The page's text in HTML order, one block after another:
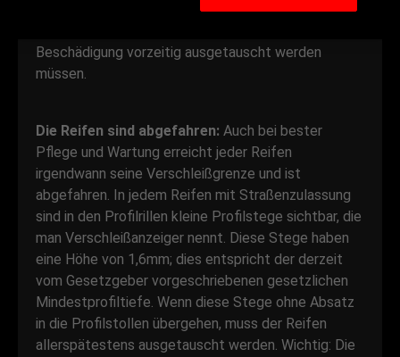
Vorgaben machen kann, denn jeder Reifen unterliegt
Beschädigung vorzeitig ausgetauscht werden
müssen.
Die Reifen sind abgefahren: Auch bei bester
Pflege und Wartung erreicht jeder Reifen
irgendwann seine Verschleißgrenze und ist
abgefahren. In jedem Reifen mit Straßenzulassung
sind in den Profilrillen kleine Profilstege sichtbar, die
man Verschleißanzeiger nennt. Diese Stege haben
eine Höhe von 1,6mm; dies entspricht der derzeit
vom Gesetzgeber vorgeschriebenen gesetzlichen
Mindestprofiltiefe. Wenn diese Stege ohne Absatz
in die Profilstollen übergehen, muss der Reifen
allerspätestens ausgetauscht werden. Wichtig: Die